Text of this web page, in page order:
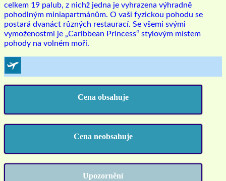
celkem 19 palub, z nichž jedna je vyhrazena výhradně
pohodlným miniapartmánům. O vaši fyzickou pohodu se
postará dvanáct různých restaurací. Se všemi svými
vymoženostmi je „Caribbean Princess“ stylovým místem
pohody na volném moři.
Cena obsahuje
Cena neobsahuje
Upozornění